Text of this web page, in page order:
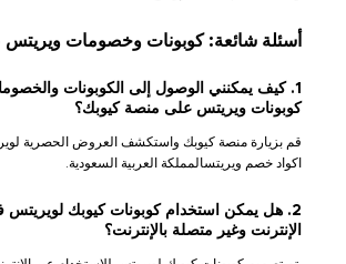
أسئلة شائعة: كوبونات وخصومات ويريتس
1. كيف يمكنني الوصول إلى الكوبونات
كوبونات ويريتس على منصة كيوبك؟
قم بزيارة منصة كيوبك واستكشف العروض الحصرية
اكواد خصم ويريتسالمملكة العربية السعودية.
2. هل يمكن استخدام كوبونات كيوبك لويريتس
الإنترنت وغير متصلة بالإنترنت؟